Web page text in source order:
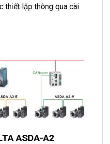
thiết lập thông qua cài
ASDA-A2